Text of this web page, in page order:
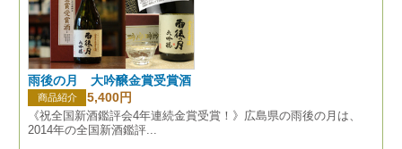
雨後の月 大吟醸金賞受賞酒
商品紹介 5,400円
《祝全国新酒鑑評会4年連続金賞受賞！》広島県の雨後の月は、
2014年の全国新酒鑑評...